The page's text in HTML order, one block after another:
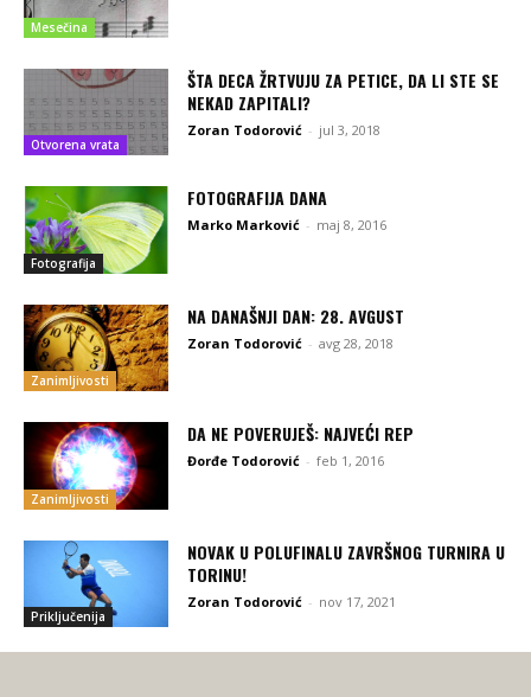
Mesečina
Otvorena vrata
ŠTA DECA ŽRTVUJU ZA PETICE, DA LI STE SE
NEKAD ZAPITALI?
Zoran Todorović - jul 3, 2018
Fotografija
FOTOGRAFIJA DANA
Marko Marković - maj 8, 2016
Zanimljivosti
NA DANAŠNJI DAN: 28. AVGUST
Zoran Todorović - avg 28, 2018
Zanimljivosti
DA NE POVERUJEŠ: NAJVEĆI REP
Đorđe Todorović - feb 1, 2016
Priključenija
NOVAK U POLUFINALU ZAVRŠNOG TURNIRA U
TORINU!
Zoran Todorović - nov 17, 2021